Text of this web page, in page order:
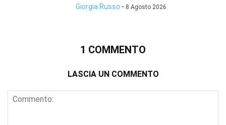
Giorgia Russo - 8 Agosto 2026
1 COMMENTO
LASCIA UN COMMENTO